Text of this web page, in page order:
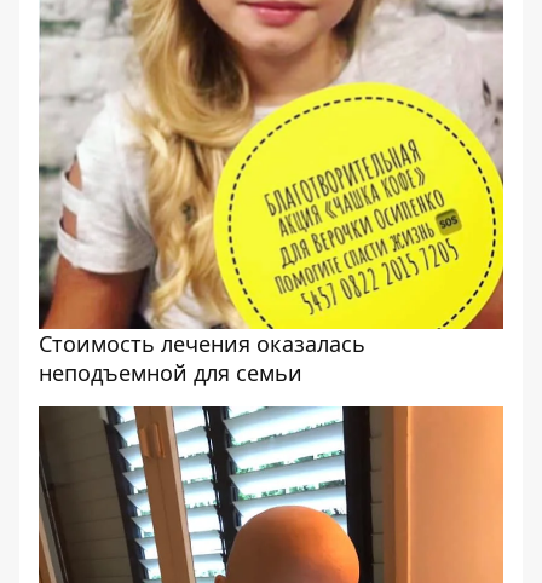
Стоимость лечения оказалась
неподъемной для семьи